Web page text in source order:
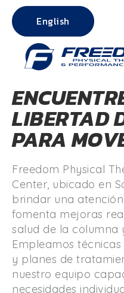
English
LIBERTAD
PARA
Freedom Physical
Center, ubicado en
brindar una
fomenta mejoras
salud de la columna
Empleamos
y planes de
nuestro equipo
necesidades